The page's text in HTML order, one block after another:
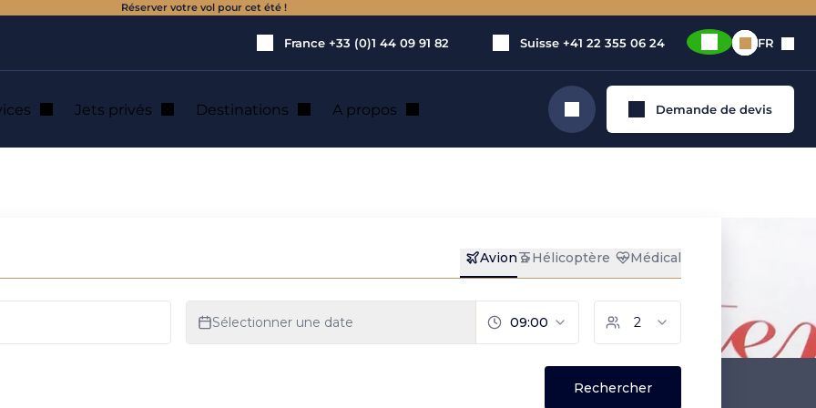
Réserver votre vol pour cet été !
France +33 (0)1 44 09 91 82 Suisse +41 22 355 06 24 FR
Jets privés Destinations A propos Rechercher Demande de devis